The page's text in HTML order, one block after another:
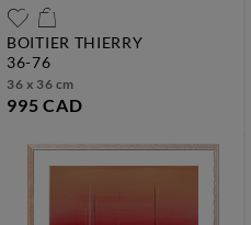
BOITIER THIERRY
36-76
36 x 36 cm
995 CAD